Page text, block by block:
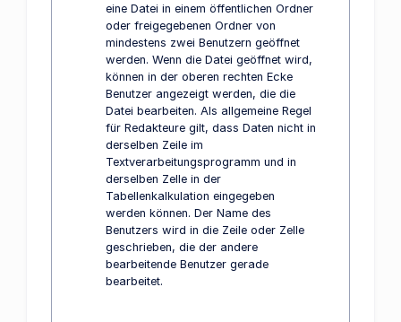
eine Datei in einem öffentlichen Ordner
oder freigegebenen Ordner von
mindestens zwei Benutzern geöffnet
werden. Wenn die Datei geöffnet wird,
können in der oberen rechten Ecke
Benutzer angezeigt werden, die die
Datei bearbeiten. Als allgemeine Regel
für Redakteure gilt, dass Daten nicht in
derselben Zeile im
Textverarbeitungsprogramm und in
derselben Zelle in der
Tabellenkalkulation eingegeben
werden können. Der Name des
Benutzers wird in die Zeile oder Zelle
geschrieben, die der andere
bearbeitende Benutzer gerade
bearbeitet.